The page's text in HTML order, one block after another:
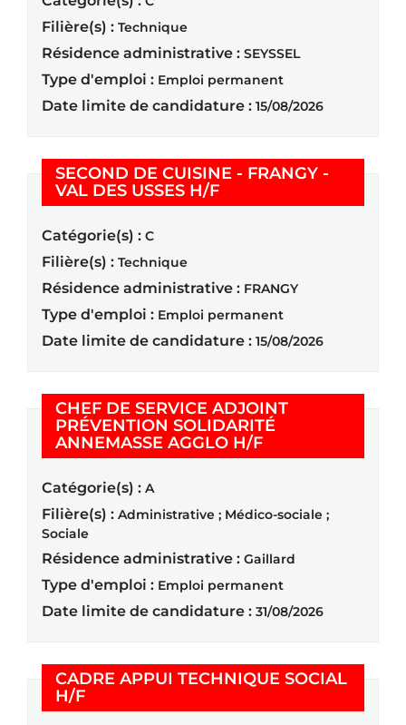
Filière(s) : Technique
Résidence administrative : SEYSSEL
Type d'emploi : Emploi permanent
Date limite de candidature : 15/08/2026
SECOND DE CUISINE - FRANGY -
VAL DES USSES H/F(Nouvelle fenêtre)
Catégorie(s) : C
Filière(s) : Technique
Résidence administrative : FRANGY
Type d'emploi : Emploi permanent
Date limite de candidature : 15/08/2026
CHEF DE SERVICE ADJOINT
PRÉVENTION SOLIDARITÉ
ANNEMASSE AGGLO H/F(Nouvelle
Catégorie(s) : A
Filière(s) : Administrative ; Médico-sociale ;
Sociale
Résidence administrative : Gaillard
Type d'emploi : Emploi permanent
Date limite de candidature : 31/08/2026
CADRE APPUI TECHNIQUE SOCIAL
H/F(Nouvelle fenêtre)